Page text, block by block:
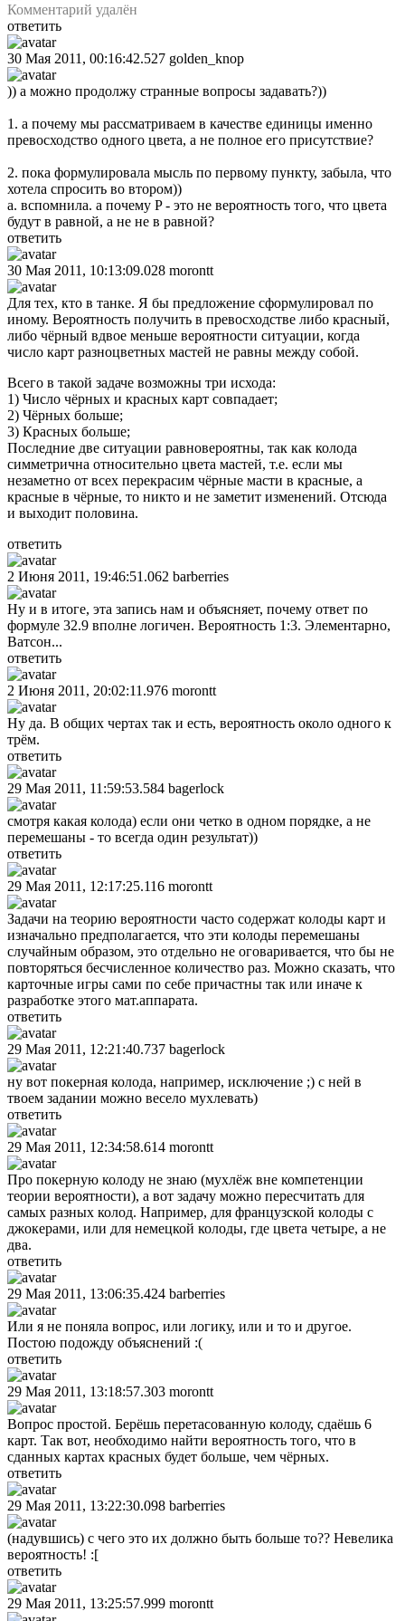
Комментарий удалён
ответить
30 Мая 2011, 00:16:42.527 golden_knop
)) а можно продолжу странные вопросы задавать?))
1. а почему мы рассматриваем в качестве единицы именно
превосходство одного цвета, а не полное его присутствие?
2. пока формулировала мысль по первому пункту, забыла, что
хотела спросить во втором))
а. вспомнила. а почему P - это не вероятность того, что цвета
будут в равной, а не не в равной?
ответить
30 Мая 2011, 10:13:09.028 morontt
Для тех, кто в танке. Я бы предложение сформулировал по
иному. Вероятность получить в превосходстве либо красный,
либо чёрный вдвое меньше вероятности ситуации, когда
число карт разноцветных мастей не равны между собой.
Всего в такой задаче возможны три исхода:
1) Число чёрных и красных карт совпадает;
2) Чёрных больше;
3) Красных больше;
Последние две ситуации равновероятны, так как колода
симметрична относительно цвета мастей, т.е. если мы
незаметно от всех перекрасим чёрные масти в красные, а
красные в чёрные, то никто и не заметит изменений. Отсюда
и выходит половина.
ответить
2 Июня 2011, 19:46:51.062 barberries
Ну и в итоге, эта запись нам и объясняет, почему ответ по
формуле 32.9 вполне логичен. Вероятность 1:3. Элементарно,
Ватсон...
ответить
2 Июня 2011, 20:02:11.976 morontt
Ну да. В общих чертах так и есть, вероятность около одного к
трём.
ответить
29 Мая 2011, 11:59:53.584 bagerlock
смотря какая колода) если они четко в одном порядке, а не
перемешаны - то всегда один результат))
ответить
29 Мая 2011, 12:17:25.116 morontt
Задачи на теорию вероятности часто содержат колоды карт и
изначально предполагается, что эти колоды перемешаны
случайным образом, это отдельно не оговаривается, что бы не
повторяться бесчисленное количество раз. Можно сказать, что
карточные игры сами по себе причастны так или иначе к
разработке этого мат.аппарата.
ответить
29 Мая 2011, 12:21:40.737 bagerlock
ну вот покерная колода, например, исключение ;) с ней в
твоем задании можно весело мухлевать)
ответить
29 Мая 2011, 12:34:58.614 morontt
Про покерную колоду не знаю (мухлёж вне компетенции
теории вероятности), а вот задачу можно пересчитать для
самых разных колод. Например, для французской колоды с
джокерами, или для немецкой колоды, где цвета четыре, а не
два.
ответить
29 Мая 2011, 13:06:35.424 barberries
Или я не поняла вопрос, или логику, или и то и другое.
Постою подожду объяснений :(
ответить
29 Мая 2011, 13:18:57.303 morontt
Вопрос простой. Берёшь перетасованную колоду, сдаёшь 6
карт. Так вот, необходимо найти вероятность того, что в
сданных картах красных будет больше, чем чёрных.
ответить
29 Мая 2011, 13:22:30.098 barberries
(надувшись) с чего это их должно быть больше то?? Невелика
вероятность! :[
ответить
29 Мая 2011, 13:25:57.999 morontt